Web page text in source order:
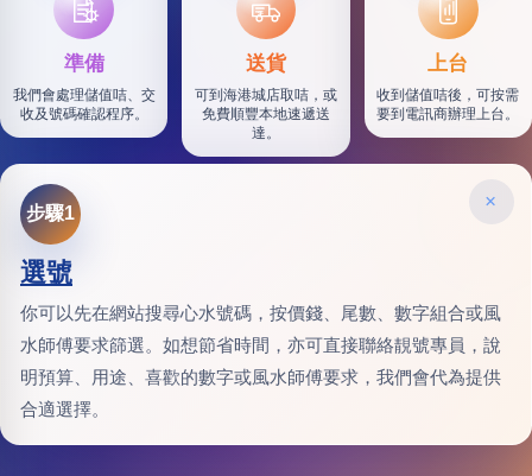
準備
我們會處理儲值咭、交
收及號碼確認程序。
SF
送貨
可到海港城店取咭，或
免費順豐本地速遞送
達。
上台
收到儲值咭後，可按需
要到電訊商辦理上台。
×
步驟1
選號
你可以先在網站搜尋心水號碼，按價錢、尾數、數字組合或風
水師傅要求篩選。如想節省時間，亦可直接聯絡靚號專員，說
明預算、用途、喜歡的數字或風水師傅要求，我們會代為提供
合適選擇。